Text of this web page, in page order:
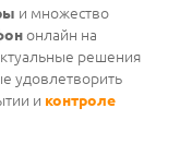
и множество
онлайн на
решения
удовлетворить
и контроле